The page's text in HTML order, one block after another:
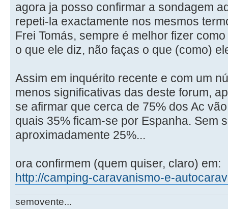
agora ja posso confirmar a sondagem
repeti-la exactamente nos mesmos
Frei Tomás, sempre é melhor fizer
o que ele diz, não faças o que (como)
Assim em inquérito recente e com um
menos significativas das deste forum,
se afirmar que cerca de 75% dos Ac
quais 35% ficam-se por Espanha. Sem
aproximadamente 25%...
ora confirmem (quem quiser, claro) em:
http://camping-caravanismo-e-
semovente...